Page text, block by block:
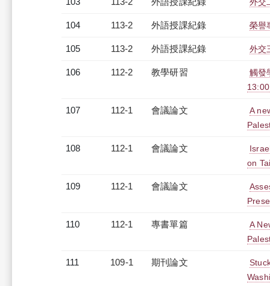
104 113-2 外語授課紀錄 榮譽
105 113-2 外語授課紀錄 外交
106 112-2 教學研習
觸發
107 112-1 會議論文
A
108 112-1 會議論文
on
109 112-1 會議論文
110 112-1 專書單篇
A
111 109-1 期刊論文